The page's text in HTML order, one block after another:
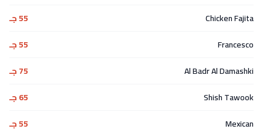
Chicken Fajita
55 جـ
Francesco
55 جـ
Al Badr Al Damashki
75 جـ
Shish Tawook
65 جـ
Mexican
55 جـ